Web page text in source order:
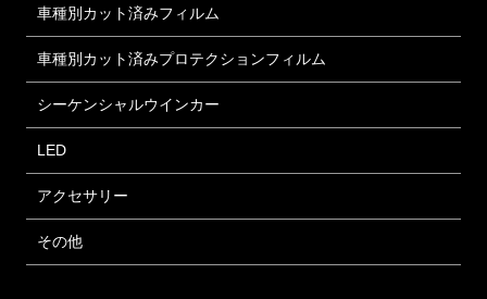
車種別カット済みフィルム
車種別カット済みプロテクションフィルム
シーケンシャルウインカー
LED
アクセサリー
その他